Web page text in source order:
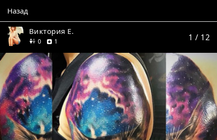
Назад
Виктория Е.
0друзей
1 1 / 12